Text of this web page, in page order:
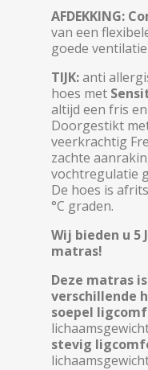
AFDEKKING:
van een
goede
TIJK:anti
hoes met
altijd een fris
Doorgestikt
veerkrachtig
zachte
vochtregulatie
De hoes is
°C graden.
Wij bieden u 5
matras!
Deze matras
verschillende
soepel
stevig